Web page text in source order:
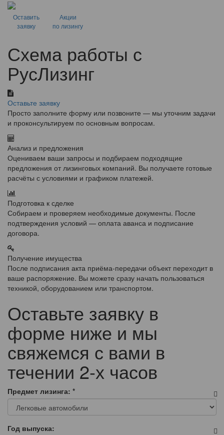
Оставить
заявку
Акции
по лизингу
Схема работы с
РусЛизинг
Оставьте заявку
Просто заполните форму или позвоните — мы уточним задачи
и проконсультируем по основным вопросам.
Анализ и предложения
Оцениваем ваши запросы и подбираем подходящие
предложения от лизинговых компаний. Вы получаете готовые
расчёты с условиями и графиком платежей.
Подготовка к сделке
Собираем и проверяем необходимые документы. После
подтверждения условий — оплата аванса и подписание
договора.
Получение имущества
После подписания акта приёма-передачи объект переходит в
ваше распоряжение. Вы можете сразу начать пользоваться
техникой, оборудованием или транспортом.
Оставьте заявку в
форме ниже и мы
свяжемся с вами в
течении 2-х часов
Предмет лизинга: *
Год выпуска: